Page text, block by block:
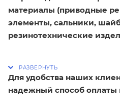
материалы (приводные
элементы, сальники,
резинотехнические
Для удобства наших
надежный способ оплаты